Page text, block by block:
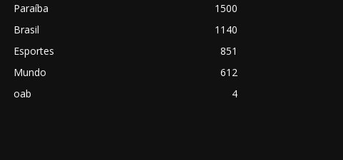
Paraíba
1500
Brasil
1140
Esportes
851
Mundo
612
oab
4